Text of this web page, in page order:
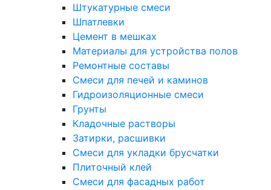
Штукатурные смеси
Шпатлевки
Цемент в мешках
Материалы для устройства полов
Ремонтные составы
Смеси для печей и каминов
Гидроизоляционные смеси
Грунты
Кладочные растворы
Затирки, расшивки
Смеси для укладки брусчатки
Плиточный клей
Смеси для фасадных работ